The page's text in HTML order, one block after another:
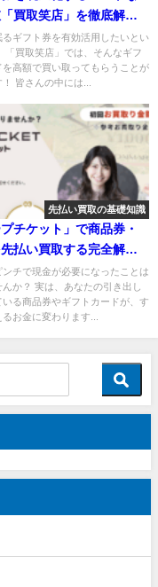
買取笑店」を徹底解
るギフト券を有効活用したいとい
「買取笑店」では、そんなギフ
を高額で買い取ってもらうことが
！ 皆さんの中には...
先払い買取の基礎知識
プチケット」で商品券・
払い買取する完全解
ンチで現金が必要になったことは
んか？ 実は、あなたの引き出し
いる商品券やギフトカードが、す
るお金に変わります...